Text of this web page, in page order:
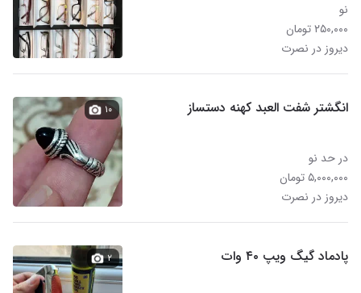
نو
۲۵۰,۰۰۰ تومان
دیروز در نصرت
انگشتر شفت العبد کهنه دستساز
در حد نو
۵,۰۰۰,۰۰۰ تومان
دیروز در نصرت
۱۰
پادماد گیگ ویپ ۴۰ وات ۲